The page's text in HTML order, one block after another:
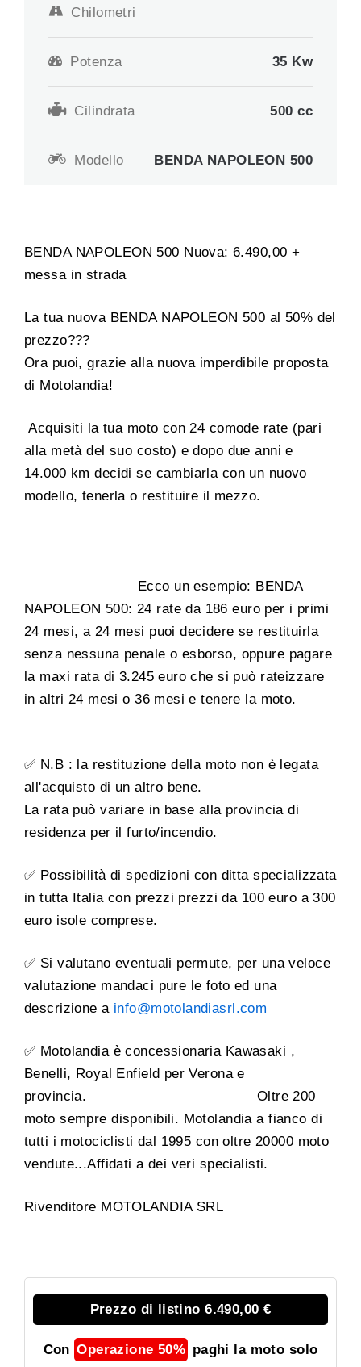
Chilometri
Potenza 35 Kw
Cilindrata 500 cc
Modello BENDA NAPOLEON 500
BENDA NAPOLEON 500 Nuova: 6.490,00 +
messa in strada
La tua nuova BENDA NAPOLEON 500 al 50% del
prezzo???
Ora puoi, grazie alla nuova imperdibile proposta
di Motolandia!
Acquisiti la tua moto con 24 comode rate (pari
alla metà del suo costo) e dopo due anni e
14.000 km decidi se cambiarla con un nuovo
modello, tenerla o restituire il mezzo.
Ecco un esempio: BENDA
NAPOLEON 500: 24 rate da 186 euro per i primi
24 mesi, a 24 mesi puoi decidere se restituirla
senza nessuna penale o esborso, oppure pagare
la maxi rata di 3.245 euro che si può rateizzare
in altri 24 mesi o 36 mesi e tenere la moto.
✅ N.B : la restituzione della moto non è legata
all'acquisto di un altro bene.
La rata può variare in base alla provincia di
residenza per il furto/incendio.
✅ Possibilità di spedizioni con ditta specializzata
in tutta Italia con prezzi prezzi da 100 euro a 300
euro isole comprese.
✅ Si valutano eventuali permute, per una veloce
valutazione mandaci pure le foto ed una
descrizione a info@motolandiasrl.com
✅ Motolandia è concessionaria Kawasaki ,
Benelli, Royal Enfield per Verona e
provincia. Oltre 200
moto sempre disponibili. Motolandia a fianco di
tutti i motociclisti dal 1995 con oltre 20000 moto
vendute...Affidati a dei veri specialisti.
Rivenditore MOTOLANDIA SRL
Prezzo di listino6.490,00 €
Con Operazione 50% paghi la moto solo